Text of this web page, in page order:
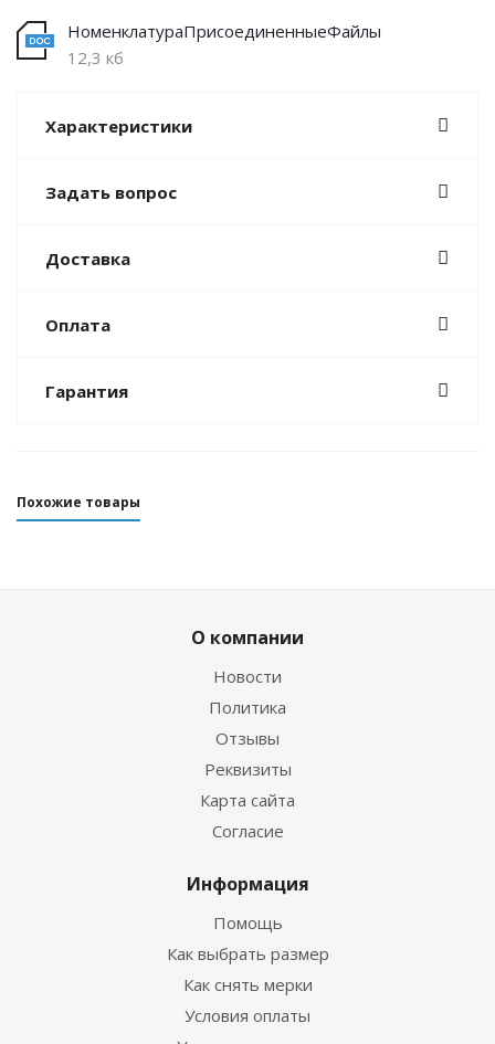
НоменклатураПрисоединенныеФайлы
12,3 кб
Характеристики
Задать вопрос
Доставка
Оплата
Гарантия
Похожие товары
О компании
Новости
Политика
Отзывы
Реквизиты
Карта сайта
Согласие
Информация
Помощь
Как выбрать размер
Как снять мерки
Условия оплаты